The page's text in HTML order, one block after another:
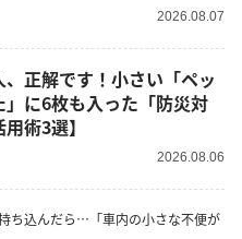
2026.08.07
正解です！小さい「ペッ
」に6枚も入った「防災対
術3選】
2026.08.06
ち込んだら…「車内の小さな不便が